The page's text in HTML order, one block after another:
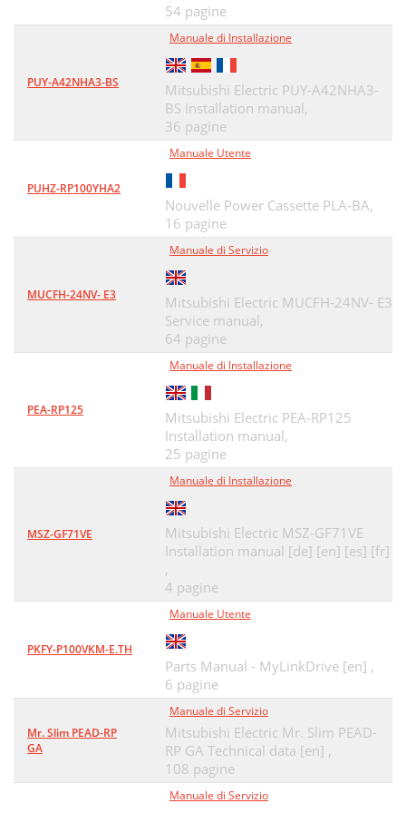
OPTIONAL PARTS1354 pagine
PUY-A42NHA3-BS
Manuale di Installazione
Mitsubishi Electric PUY-A42NHA3-
BS Installation manual,
36 pagine
PUHZ-RP100YHA2
Manuale Utente
Nouvelle Power Cassette PLA-BA,
16 pagine
MUCFH-24NV- E3
Manuale di Servizio
Mitsubishi Electric MUCFH-24NV- E3
Service manual,
64 pagine
PEA-RP125
Manuale di Installazione
Mitsubishi Electric PEA-RP125
Installation manual,
25 pagine
MSZ-GF71VE
Manuale di Installazione
Mitsubishi Electric MSZ-GF71VE
Installation manual [de] [en] [es] [fr]
,
4 pagine
PKFY-P100VKM-E.TH
Manuale Utente
Parts Manual - MyLinkDrive [en] ,
6 pagine
Mr. Slim PEAD-RP
GA
Manuale di Servizio
Mitsubishi Electric Mr. Slim PEAD-
RP GA Technical data [en] ,
108 pagine
Manuale di Servizio